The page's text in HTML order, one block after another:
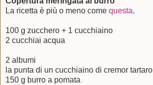
La ricetta è più o meno come questa.
100 g zucchero + 1 cucchiaino
2 cucchiai acqua
2 albumi
la punta di un cucchiaino di cremor tartaro
150 g burro a pomata